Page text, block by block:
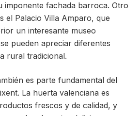
imponente fachada barroca. Otro
el Palacio Villa Amparo, que
un interesante museo
pueden apreciar diferentes
rural tradicional.
es parte fundamental del
La huerta valenciana es
frescos y de calidad, y